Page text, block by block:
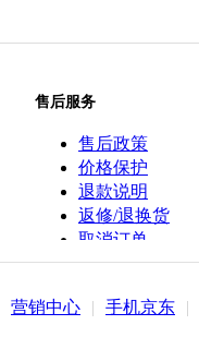
售后服务
售后政策
价格保护
退款说明
返修/退换货
取消订单
营销中心 | 手机京东 |